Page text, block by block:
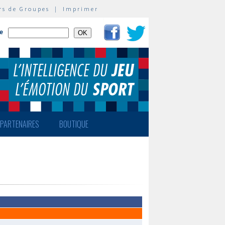
de Groupes | Imprimer
PARTENAIRES BOUTIQUE